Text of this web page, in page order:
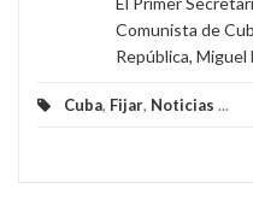
Comunista de
República, Miguel
Cuba, Fijar, Noticias ...